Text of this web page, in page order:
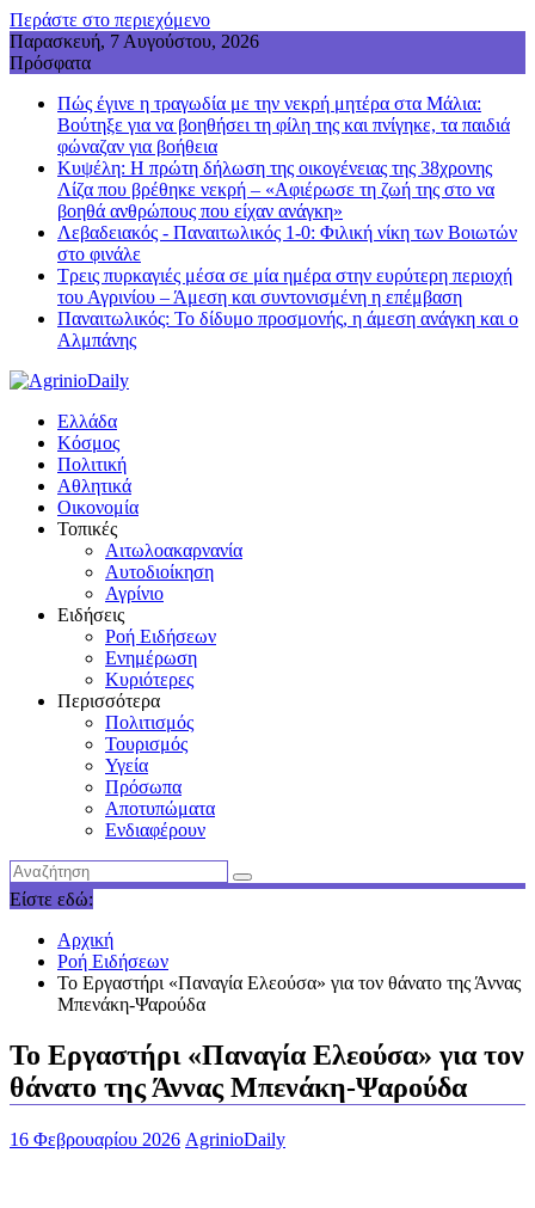
Περάστε στο περιεχόμενο
Παρασκευή, 7 Αυγούστου, 2026
Πρόσφατα
Πώς έγινε η τραγωδία με την νεκρή μητέρα στα Μάλια:
Βούτηξε για να βοηθήσει τη φίλη της και πνίγηκε, τα παιδιά
φώναζαν για βοήθεια
Κυψέλη: Η πρώτη δήλωση της οικογένειας της 38χρονης
Λίζα που βρέθηκε νεκρή – «Αφιέρωσε τη ζωή της στο να
βοηθά ανθρώπους που είχαν ανάγκη»
Λεβαδειακός - Παναιτωλικός 1-0: Φιλική νίκη των Βοιωτών
στο φινάλε
Τρεις πυρκαγιές μέσα σε μία ημέρα στην ευρύτερη περιοχή
του Αγρινίου – Άμεση και συντονισμένη η επέμβαση
Παναιτωλικός: Το δίδυμο προσμονής, η άμεση ανάγκη και ο
Αλμπάνης
Ελλάδα
Κόσμος
Πολιτική
Αθλητικά
Οικονομία
Τοπικές
Αιτωλοακαρνανία
Αυτοδιοίκηση
Αγρίνιο
Ειδήσεις
Ροή Ειδήσεων
Ενημέρωση
Κυριότερες
Περισσότερα
Πολιτισμός
Τουρισμός
Υγεία
Πρόσωπα
Αποτυπώματα
Ενδιαφέρουν
Είστε εδώ:
Αρχική
Ροή Ειδήσεων
To Eργαστήρι «Παναγία Ελεούσα» για τον θάνατο της Άννας
Μπενάκη-Ψαρούδα
To Eργαστήρι «Παναγία Ελεούσα» για τον
θάνατο της Άννας Μπενάκη-Ψαρούδα
16 Φεβρουαρίου 2026 AgrinioDaily